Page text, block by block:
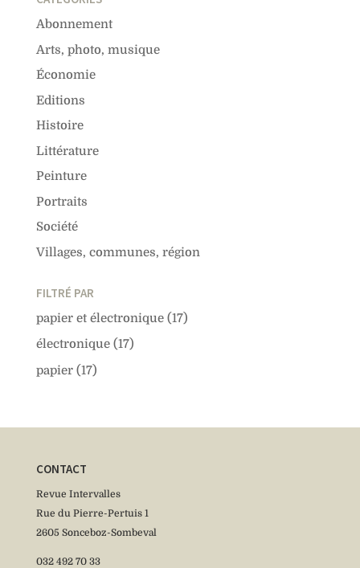
Abonnement
Arts, photo, musique
Économie
Editions
Histoire
Littérature
Peinture
Portraits
Société
Villages, communes, région
FILTRÉ PAR
papier et électronique (17)
électronique (17)
papier (17)
CONTACT
Revue Intervalles
Rue du Pierre-Pertuis 1
2605 Sonceboz-Sombeval
032 492 70 33